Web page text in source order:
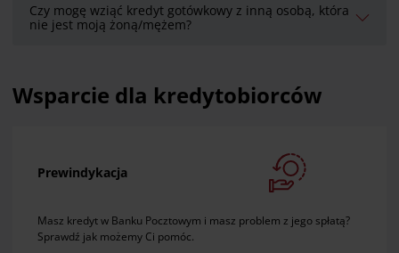
Czy mogę wziąć kredyt gotówkowy z inną osobą, która
nie jest moją żoną/mężem?
Wsparcie dla kredytobiorców
Prewindykacja
Masz kredyt w Banku Pocztowym i masz problem z jego spłatą?
Sprawdź jak możemy Ci pomóc.